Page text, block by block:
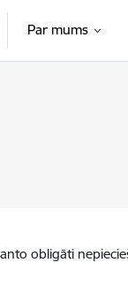
Par mums
obligāti